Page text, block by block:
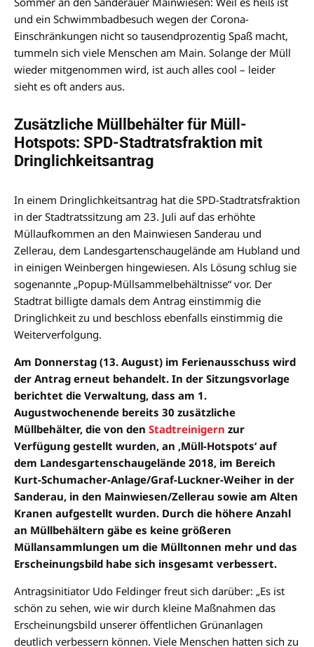
und ein Schwimmbadbesuch wegen der Corona-
Einschränkungen nicht so tausendprozentig Spaß macht,
tummeln sich viele Menschen am Main. Solange der Müll
wieder mitgenommen wird, ist auch alles cool – leider
sieht es oft anders aus.
Zusätzliche Müllbehälter für Müll-
Hotspots: SPD-Stadtratsfraktion mit
Dringlichkeitsantrag
In einem Dringlichkeitsantrag hat die SPD-Stadtratsfraktion
in der Stadtratssitzung am 23. Juli auf das erhöhte
Müllaufkommen an den Mainwiesen Sanderau und
Zellerau, dem Landesgartenschaugelände am Hubland und
in einigen Weinbergen hingewiesen. Als Lösung schlug sie
sogenannte „Popup-Müllsammelbehältnisse“ vor. Der
Stadtrat billigte damals dem Antrag einstimmig die
Dringlichkeit zu und beschloss ebenfalls einstimmig die
Weiterverfolgung.
Am Donnerstag (13. August) im Ferienausschuss wird
der Antrag erneut behandelt. In der Sitzungsvorlage
berichtet die Verwaltung, dass am 1.
Augustwochenende bereits 30 zusätzliche
Müllbehälter, die von den Stadtreinigern zur
Verfügung gestellt wurden, an ‚Müll-Hotspots‘ auf
dem Landesgartenschaugelände 2018, im Bereich
Kurt-Schumacher-Anlage/Graf-Luckner-Weiher in der
Sanderau, in den Mainwiesen/Zellerau sowie am Alten
Kranen aufgestellt wurden. Durch die höhere Anzahl
an Müllbehältern gäbe es keine größeren
Müllansammlungen um die Mülltonnen mehr und das
Erscheinungsbild habe sich insgesamt verbessert.
Antragsinitiator Udo Feldinger freut sich darüber: „Es ist
schön zu sehen, wie wir durch kleine Maßnahmen das
Erscheinungsbild unserer öffentlichen Grünanlagen
deutlich verbessern können. Viele Menschen hatten sich zu